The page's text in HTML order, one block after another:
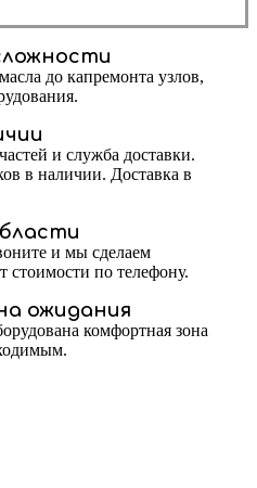
до капремонта узлов,
и служба доставки.
в наличии. Доставка в
и мы сделаем
стоимости по телефону.
ожидания
комфортная зона